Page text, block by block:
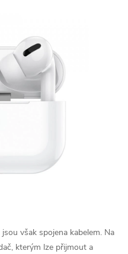
však spojena kabelem. Na
kterým lze přijmout a